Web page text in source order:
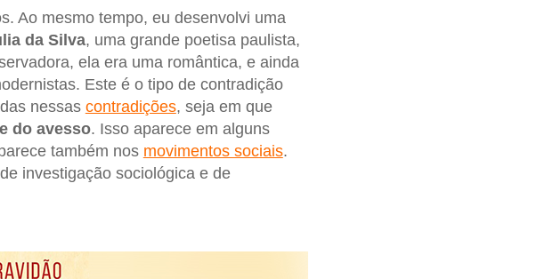
Ao mesmo tempo, eu desenvolvi uma
da Silva, uma grande poetisa paulista,
ela era uma romântica, e ainda
Este é o tipo de contradição
nessas contradições, seja em que
do avesso. Isso aparece em alguns
também nos movimentos sociais.
investigação sociológica e de